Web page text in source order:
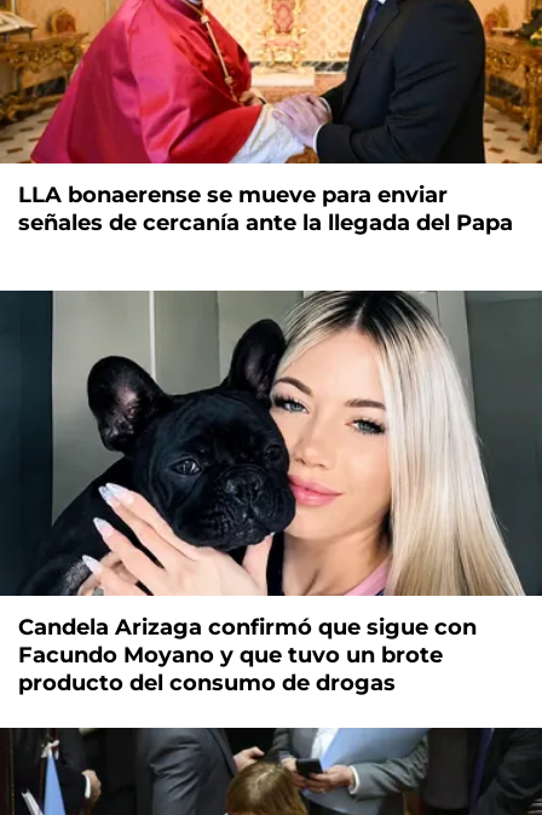
LLA bonaerense se mueve para enviar
señales de cercanía ante la llegada del Papa
Candela Arizaga confirmó que sigue con
Facundo Moyano y que tuvo un brote
producto del consumo de drogas